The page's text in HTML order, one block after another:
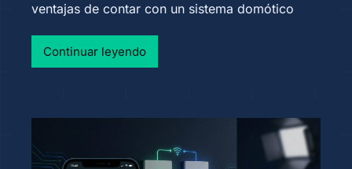
ventajas de contar con un sistema domótico
Continuar leyendo